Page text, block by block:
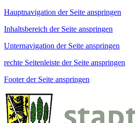
Hauptnavigation der Seite anspringen
Inhaltsbereich der Seite anspringen
Unternavigation der Seite anspringen
rechte Seitenleiste der Seite anspringen
Footer der Seite anspringen